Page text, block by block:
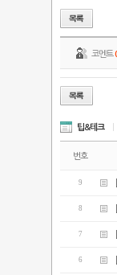
코멘트
팁&테크
번호
9
8
7
6